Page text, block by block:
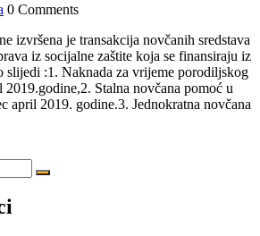
0 Comments
izvršena je transakcija novčanih sredstava
iz socijalne zaštite koja se finansiraju iz
slijedi :1. Naknada za vrijeme porodiljskog
2019.godine,2. Stalna novčana pomoć u
april 2019. godine.3. Jednokratna novčana